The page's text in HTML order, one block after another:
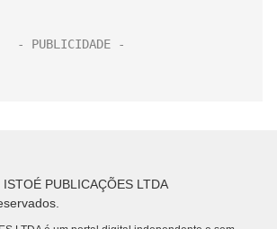
PUBLICAÇÕES LTDA